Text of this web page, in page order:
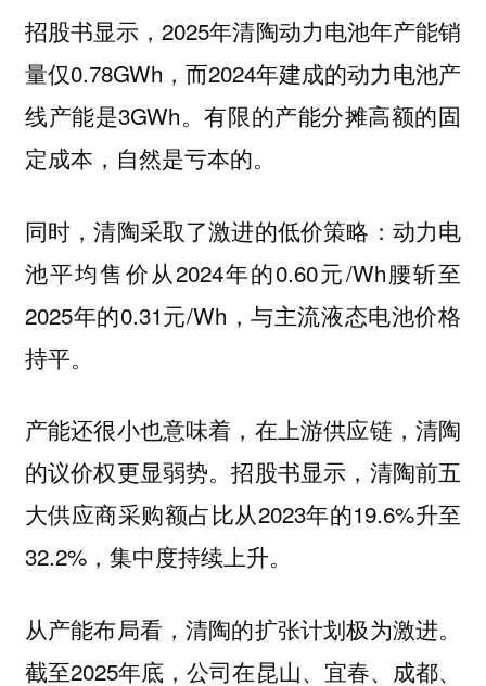
招股书显示，2025年清陶动力电池年产能销
量仅0.78GWh，而2024年建成的动力电池产
线产能是3GWh。有限的产能分摊高额的固
定成本，自然是亏本的。
同时，清陶采取了激进的低价策略：动力电
池平均售价从2024年的0.60元/Wh腰斩至
2025年的0.31元/Wh，与主流液态电池价格
持平。
产能还很小也意味着，在上游供应链，清陶
的议价权更显弱势。招股书显示，清陶前五
大供应商采购额占比从2023年的19.6%升至
32.2%，集中度持续上升。
从产能布局看，清陶的扩张计划极为激进。
截至2025年底，公司在昆山、宜春、成都、